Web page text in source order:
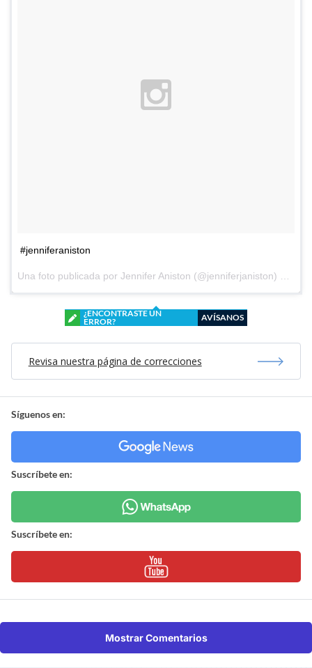
#jenniferaniston
¿ENCONTRASTE UN
ERROR?
AVÍSANOS
Revisa nuestra página de correcciones
Síguenos en:
Suscríbete en:
Suscríbete en:
Mostrar Comentarios